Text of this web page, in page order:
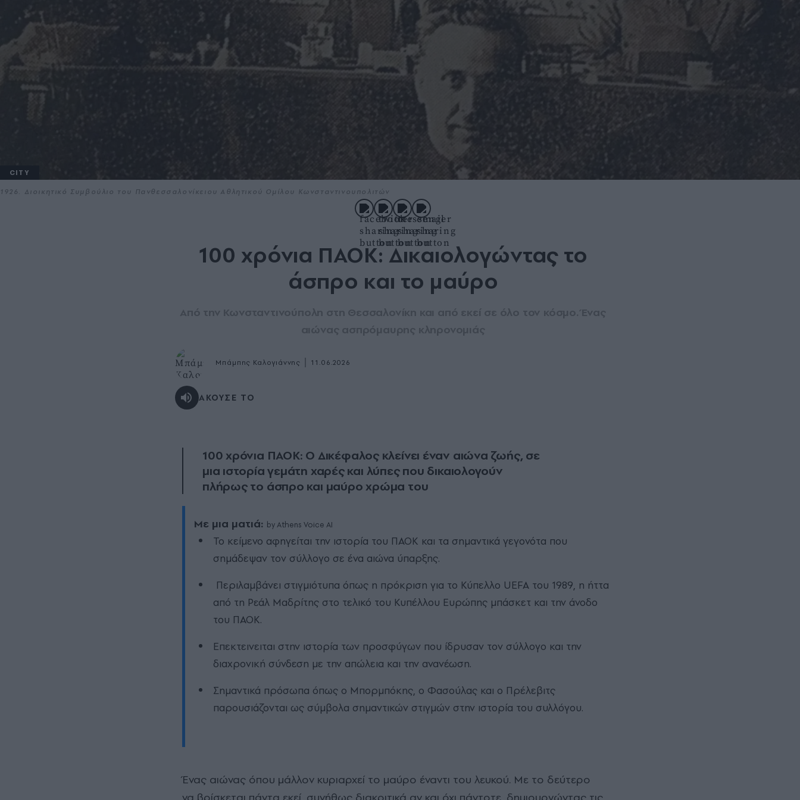
1926. Διοικητικό Συμβούλιο του Πανθεσσαλονίκειου Αθλητικού Ομίλου Κωνσταντινουπολιτών
CITY
100 χρόνια ΠΑΟΚ: Δικαιολογώντας το
άσπρο και το μαύρο
Μπάμπης Καλογιάννης 11.06.2026
ΑΚΟΥΣΕ ΤΟ
100 χρόνια ΠΑΟΚ: Ο Δικέφαλος κλείνει έναν αιώνα ζωής, σε
μια ιστορία γεμάτη χαρές και λύπες που δικαιολογούν
πλήρως το άσπρο και μαύρο χρώμα του
Με μια ματιά: by Athens Voice AI
Το κείμενο αφηγείται την ιστορία του ΠΑΟΚ και τα σημαντικά γεγονότα που
σημάδεψαν τον σύλλογο σε ένα αιώνα ύπαρξης.
Περιλαμβάνει στιγμιότυπα όπως η πρόκριση για το Κύπελλο UEFA του 1989, η ήττα
από τη Ρεάλ Μαδρίτης στο τελικό του Κυπέλλου Ευρώπης μπάσκετ και την άνοδο
του ΠΑΟΚ.
Επεκτεινειται στην ιστορία των προσφύγων που ίδρυσαν τον σύλλογο και την
διαχρονική σύνδεση με την απώλεια και την ανανέωση.
Σημαντικά πρόσωπα όπως ο Μπορμπόκης, ο Φασούλας και ο Πρέλεβιτς
παρουσιάζονται ως σύμβολα σημαντικών στιγμών στην ιστορία του συλλόγου.
Ένας αιώνας όπου μάλλον κυριαρχεί το μαύρο έναντι του λευκού. Με το δεύτερο